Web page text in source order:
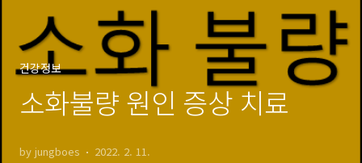
건강정보
소화불량 원인 증상 치료
by jungboes 2022. 2. 11.